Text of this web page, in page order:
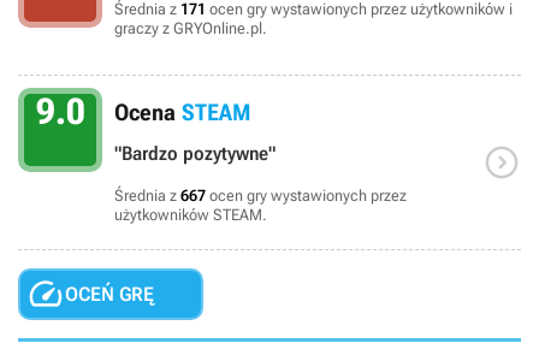
Średnia z 171 ocen gry wystawionych przez użytkowników i
graczy z GRYOnline.pl.
9.0 Ocena STEAM
"Bardzo pozytywne"
Średnia z 667 ocen gry wystawionych przez
użytkowników STEAM.

OCEŃ GRĘ